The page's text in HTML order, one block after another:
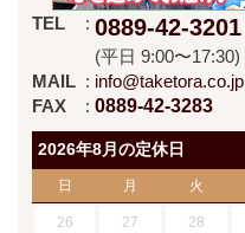
TEL 0889-42-3201
(平日 9:00〜17:30)
MAIL
info@taketora.co.jp
FAX
0889-42-3283
2026年8月の定休日
日 月 火
26 27 28